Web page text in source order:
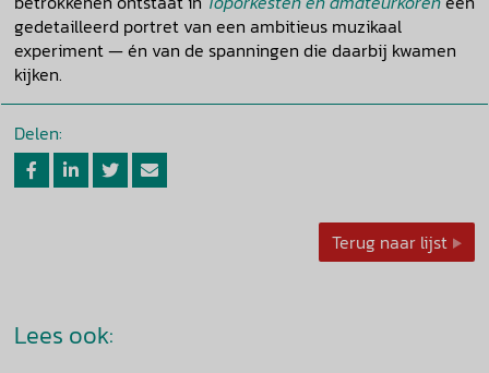
gedetailleerd portret van een ambitieus muzikaal
experiment — én van de spanningen die daarbij kwamen
kijken.
Delen:
Terug naar lijst
Lees ook: